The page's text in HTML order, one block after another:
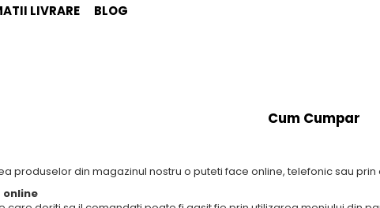
LIVRARE BLOG
Cum Cumpar
produselor din magazinul nostru o puteti face online, telefonic sau prin
online